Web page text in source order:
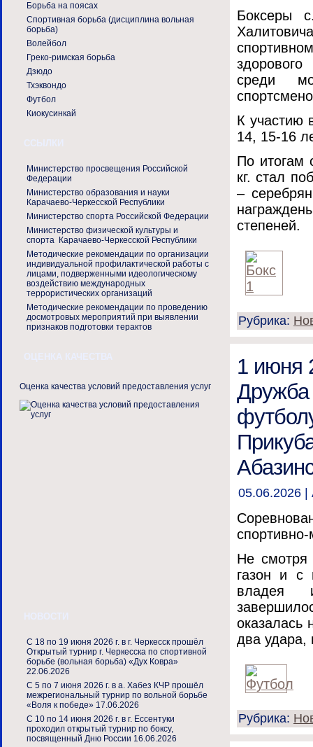
Борьба на поясах
Спортивная борьба (дисциплина вольная
борьба)
Волейбол
Греко-римская борьба
Дзюдо
Тхэквондо
Футбол
Киокусинкай
ССЫЛКИ
Министерство просвещения Российской
Федерации
Министерство образования и науки
Карачаево-Черкесской Республики
Министерство спорта Российской Федерации
Министерство физической культуры и
спорта Карачаево-Черкесской Республики
Методические рекомендации по организации
индивидуальной профилактической работы с
лицами, подверженными идеологическому
воздействию международных
террористических организаций
Методические рекомендации по проведению
досмотровых мероприятий при выявлении
признаков подготовки терактов
ОЦЕНКА КАЧЕСТВА
Оценка качества условий предоставления услуг
НОВОСТИ
С 18 по 19 июня 2026 г. в г. Черкесск прошёл
Открытый турнир г. Черкесска по спортивной
борьбе (вольная борьба) «Дух Ковра»
22.06.2026
С 5 по 7 июня 2026 г. в а. Хабез КЧР прошёл
межрегиональный турнир по вольной борьбе
«Воля к победе» 17.06.2026
С 10 по 14 июня 2026 г. в г. Ессентуки
проходил открытый турнир по боксу,
посвященный Дню России 16.06.2026
Боксеры
среди
К участию
14, 15-16
По итогам
кг. стал
–
степеней.
Рубрика:
1 июня
Дружба
05.06.2026 |
Не
газон и с
владея
оказалась
два удара,
Рубрика: